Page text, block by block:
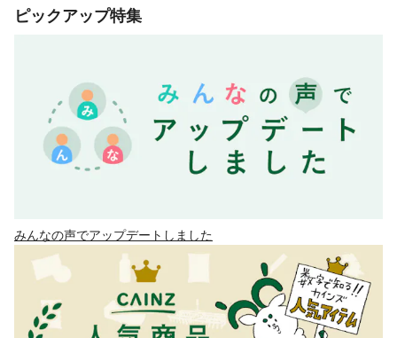
ピックアップ特集
みんなの声でアップデートしました